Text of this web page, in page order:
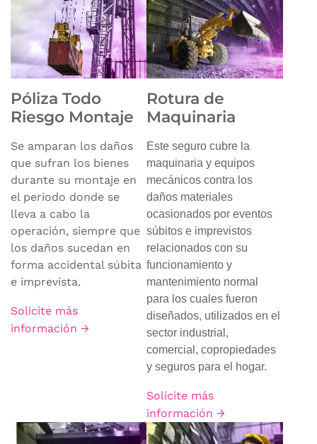
Póliza Todo
Riesgo Montaje
Se amparan los daños
que sufran los bienes
durante su montaje en
el periodo donde se
lleva a cabo la
operación, siempre que
los daños sucedan en
forma accidental súbita
e imprevista.
Solicite más
información →
Rotura de
Maquinaria
Este seguro cubre la
maquinaria y equipos
mecánicos contra los
daños materiales
ocasionados por eventos
súbitos e imprevistos
relacionados con su
funcionamiento y
mantenimiento normal
para los cuales fueron
diseñados, utilizados en el
sector industrial,
comercial, copropiedades
y seguros para el hogar.
Solicite más
información →